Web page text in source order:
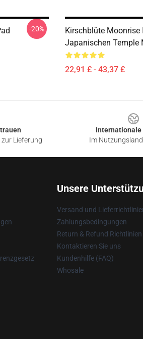
-20%
Kirschblüte Moonrise
Japanischen Temple
22,91 £ - 43,37 £
Lieferung
Internationale
Im
Unsere
Versand und
Zahlungsbedingungen
Return & Refund Richtlinien
Kontaktieren Sie uns
Kundenhilfe (FAQ)
Whosale